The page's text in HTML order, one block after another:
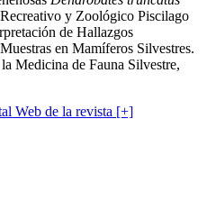
y Zoológico Piscilago
de Hallazgos
en Mamíferos Silvestres.
Medicina de Fauna Silvestre,
Web de la revista [+]